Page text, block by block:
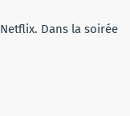
Dans la soirée